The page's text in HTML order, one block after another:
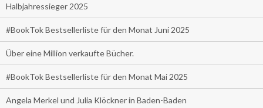
Halbjahressieger 2025
#BookTok Bestsellerliste für den Monat Juni 2025
Über eine Million verkaufte Bücher.
#BookTok Bestsellerliste für den Monat Mai 2025
Angela Merkel und Julia Klöckner in Baden-Baden